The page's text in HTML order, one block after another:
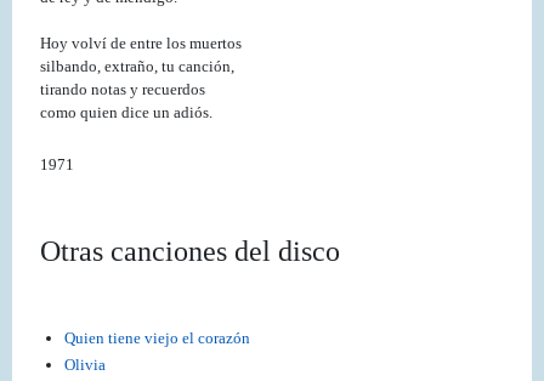
Otras canciones del disco
Quien tiene viejo el corazón
Olivia
Hoy volví de entre los muertos
silbando, extraño, tu canción,
tirando notas y recuerdos
como quien dice un adiós.
1971